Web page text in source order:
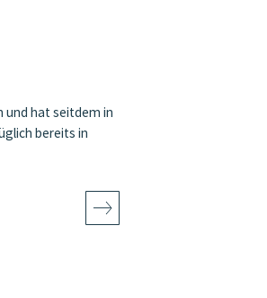
und hat seitdem in
bereits in